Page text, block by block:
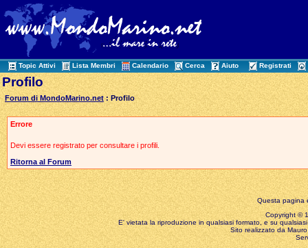
Topic Attivi Lista Membri Calendario Cerca Aiuto Registrati
Profilo
Forum di MondoMarino.net : Profilo
Errore
Devi essere registrato per consultare i profili.
Ritorna al Forum
Questa pagina
Copyright ©
E' vietata la riproduzione in qualsiasi formato, e su
Sito realizzato da